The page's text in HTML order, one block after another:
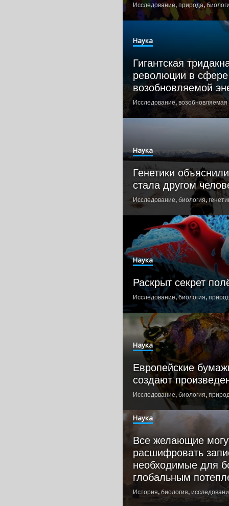
Исследование, природа,
Наука
Гигантская
революции в сфере
возобновляемой
Исследование, возобновляемая
Наука
Генетики
стала другом
Исследование, биология,
Наука
Раскрыт секрет
Исследование,биология,
Наука
Европейские
создают
Исследование, биология,
Наука
Все желающие
расшифровать
необходимые для
глобальным
История, биология,